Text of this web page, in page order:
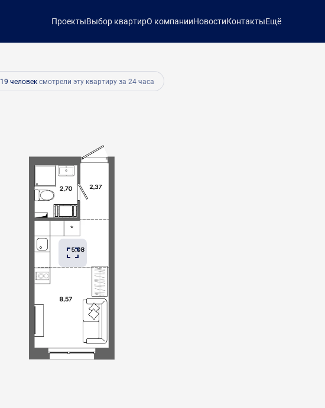
ПроектыВыбор квартирО компанииНовостиКонтактыЕщё
от 14 142 руб.
19 человексмотрели эту квартиру за 24 часа